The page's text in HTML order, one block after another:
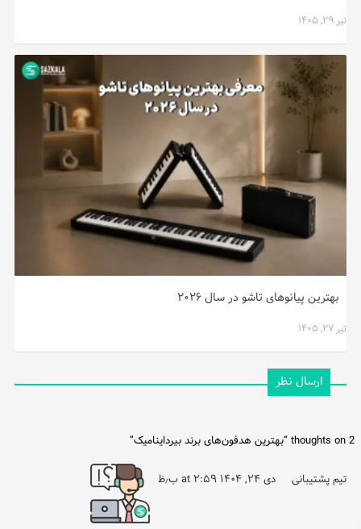
تیر ۲۹, ۱۴۰۵
بهترین پیانوهای تاشو در سال ۲۰۲۶
تیر ۲۷, ۱۴۰۵
ارسال نظر
2 thoughts on “ بهترین هدفون‌های برند بیرداینامیک”
تیم پشتیبانی دی ۲۴, ۱۴۰۴ at ۲:۵۹ ب٫ظ